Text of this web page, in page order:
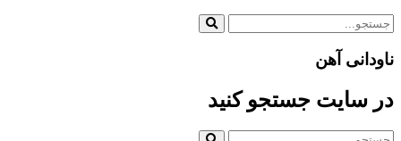
ناودانی آهن
در سایت جستجو کنید